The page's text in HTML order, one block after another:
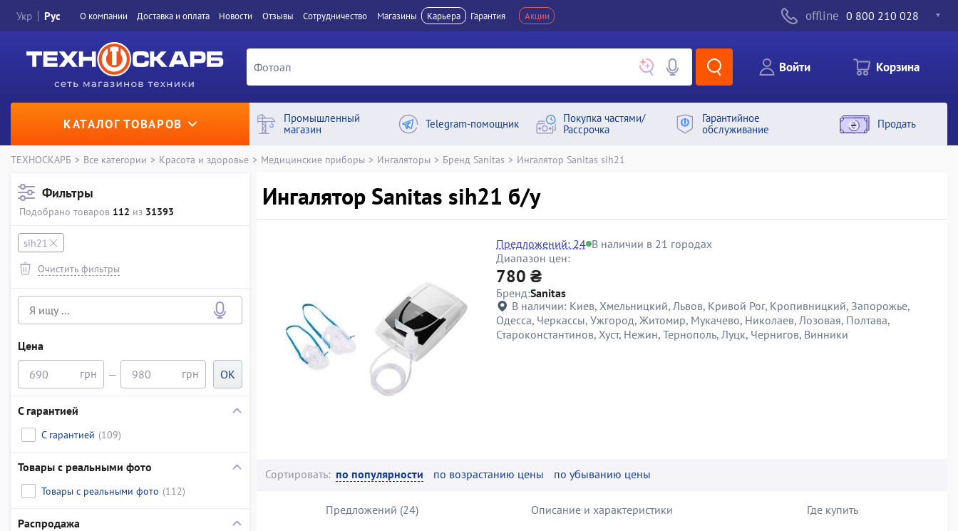
Укр Рус О компании Доставка и оплата Новости Отзывы Сотрудничество Магазины Карьера Гарантия Акции offline 0 800 210 028
Войти Корзина
КАТАЛОГ ТОВАРОВ
Промышленный
магазин
Telegram-помощник
Покупка частями/
Рассрочка
Гарантийное
обслуживание
Продать
ТЕХНОСКАРБ > Все категории > Красота и здоровье > Медицинские приборы > Ингаляторы > Бренд Sanitas > Ингалятор Sanitas sih21
Фильтры
Подобрано товаров 112 из 31393
sih21
Очистить фильтры
Цена
—
OK
С гарантией
С гарантией (109)
Товары с реальными фото
Товары с реальными фото (112)
Распродажа
Ингалятор Sanitas sih21 б/у
Предложений: 24 В наличии в 21 городах
Диапазон цен:
780 ₴
Бренд:Sanitas
В наличии: Киев, Хмельницкий, Львов, Кривой Рог, Кропивницкий, Запорожье,
Одесса, Черкассы, Ужгород, Житомир, Мукачево, Николаев, Лозовая, Полтава,
Староконстантинов, Хуст, Нежин, Тернополь, Луцк, Чернигов, Винники
Сортировать: по популярности по возрастанию цены по убыванию цены
Предложений (24) Описание и характеристики Где купить